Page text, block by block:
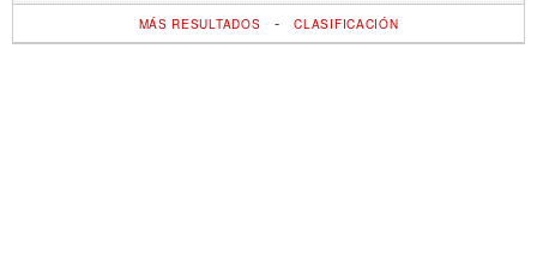
MÁS RESULTADOS -CLASIFICACIÓN